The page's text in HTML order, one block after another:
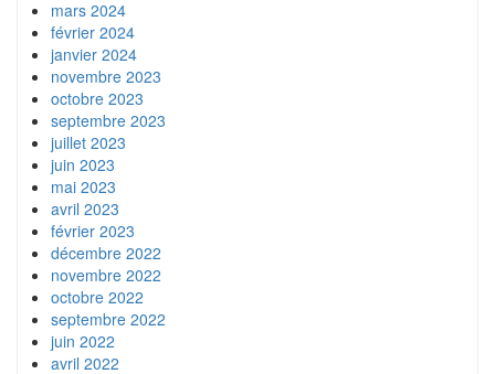
mars 2024
février 2024
janvier 2024
novembre 2023
octobre 2023
septembre 2023
juillet 2023
juin 2023
mai 2023
avril 2023
février 2023
décembre 2022
novembre 2022
octobre 2022
septembre 2022
juin 2022
avril 2022